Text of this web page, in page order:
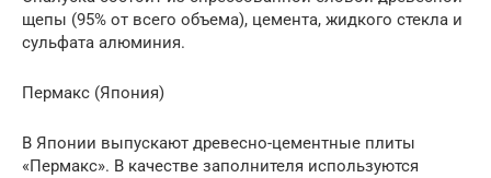
щепы (95% от всего объема), цемента, жидкого стекла и
сульфата алюминия.
Пермакс (Япония)
В Японии выпускают древесно-цементные плиты
«Пермакс». В качестве заполнителя используются